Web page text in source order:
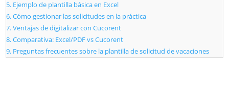
Ejemplo de plantilla básica en Excel
Cómo gestionar las solicitudes en la práctica
Ventajas de digitalizar con Cucorent
Comparativa: Excel/PDF vs Cucorent
Preguntas frecuentes sobre la plantilla de solicitud de vacaciones